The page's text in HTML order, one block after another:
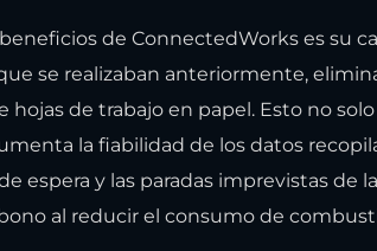
de ConnectedWorks es su
se realizaban anteriormente,
hojas de trabajo en papel. Esto no
la fiabilidad de los datos
espera y las paradas imprevistas de
al reducir el consumo de